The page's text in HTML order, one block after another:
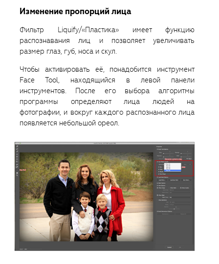
Изменение пропорций лица
Фильтр Liquify/«Пластика» имеет функцию
распознавания лиц и позволяет увеличивать
размер глаз, губ, носа и скул.
Чтобы активировать её, понадобится инструмент
Face Tool, находящийся в левой панели
инструментов. После его выбора алгоритмы
программы определяют лица людей на
фотографии, и вокруг каждого распознанного лица
появляется небольшой ореол.